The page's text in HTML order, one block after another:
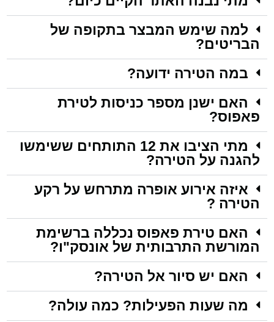
למה שימש המבצר בתקופה של
הבריטים?
במה הטירה ידועה?
האם ישנן מספר כניסות לטירת
פאפוס?
מתי הציבו את 12 התותחים ששימשו
להגנה על הטירה?
איזה אירוע אופרה מתרחש על רקע
הטירה ?
האם טירת פאפוס נכללה ברשימת
המורשת התרבותית של אונסק"ו?
האם יש סיור אל הטירה?
מה שעות הפעילות? כמה עולה?